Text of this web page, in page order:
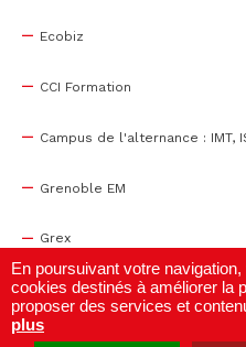
Ecobiz
CCI Formation
Campus de l'alternance : IMT,
Grenoble EM
Grex
WTC Grenoble
Centre de congrès
En poursuivant votre
cookies destinés à améliorer la
proposer des services et
plus